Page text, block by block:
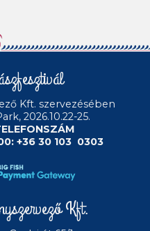
Kft. szervezésében
2026.10.22-25.
+36 30 103 0303
Kft.